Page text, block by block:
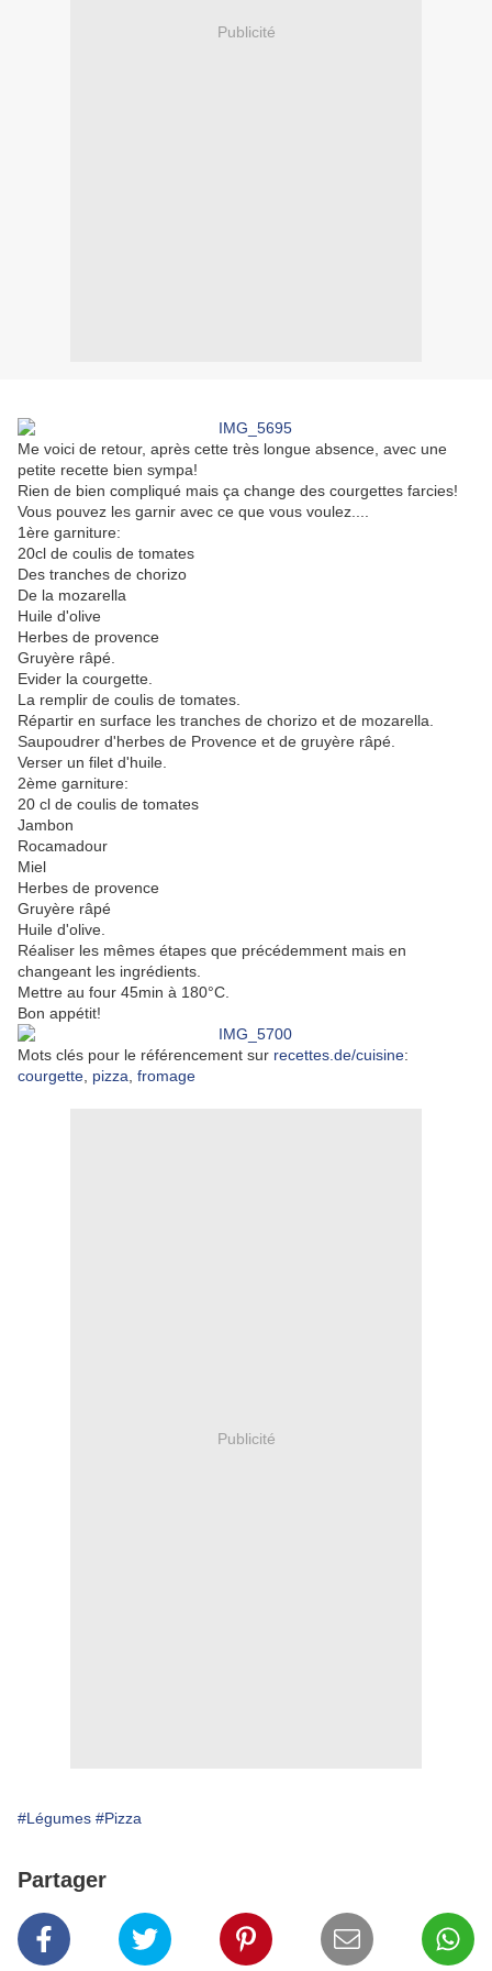
Publicité
Me voici de retour, après cette très longue absence, avec une
petite recette bien sympa!
Rien de bien compliqué mais ça change des courgettes farcies!
Vous pouvez les garnir avec ce que vous voulez....
1ère garniture:
20cl de coulis de tomates
Des tranches de chorizo
De la mozarella
Huile d'olive
Herbes de provence
Gruyère râpé.
Evider la courgette.
La remplir de coulis de tomates.
Répartir en surface les tranches de chorizo et de mozarella.
Saupoudrer d'herbes de Provence et de gruyère râpé.
Verser un filet d'huile.
2ème garniture:
20 cl de coulis de tomates
Jambon
Rocamadour
Miel
Herbes de provence
Gruyère râpé
Huile d'olive.
Réaliser les mêmes étapes que précédemment mais en
changeant les ingrédients.
Mettre au four 45min à 180°C.
Bon appétit!
Mots clés pour le référencement sur recettes.de/cuisine:
courgette pizza fromage
Publicité
#Légumes #Pizza
Partager